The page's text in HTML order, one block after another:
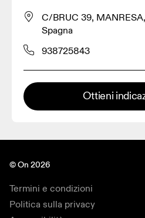
C/BRUC 39,
Spagna
938725843
Ottieni
© On 2026
Termini e condizioni
Politica sulla privacy